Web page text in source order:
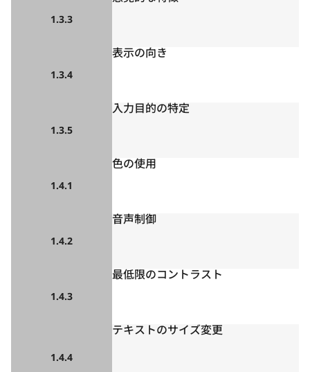
1.3.3
1.3.4
表示の向き
1.3.5
入力目的の特定
1.4.1
色の使用
1.4.2
音声制御
1.4.3
最低限のコントラスト
1.4.4
テキストのサイズ変更